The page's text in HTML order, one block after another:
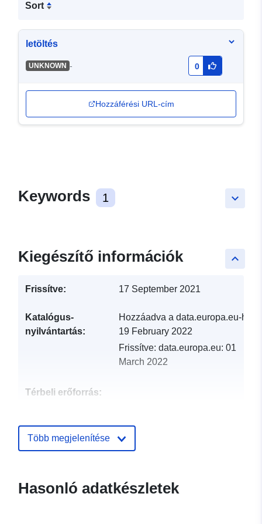
Sort
letöltés
UNKNOWN - 0
Hozzáférési URL-cím
keyboard_arrow_down
Keywords 1
keyboard_arrow_up
Kiegészítő információk
Frissítve: 17 September 2021
Katalógus-
nyilvántartás:
Hozzáadva a data.europa.eu-hoz:
19 February 2022
Frissítve: data.europa.eu: 01
March 2022
Térbeli erőforrás:
ide.developpement-
durable.gouv.fr/service/fr-
9c3a85bc3785
Több megjelenítése
Hasonló adatkészletek